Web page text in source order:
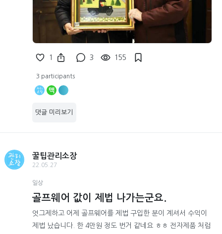
1 3 155
3 participants
맥
댓글 미리보기
꿀팁관리소장
22.05.27
일상
골프웨어 값이 제법 나가는군요.
엇그제하고 어제 골프웨어를 제법 구입한 분이 계셔서 수익이
제법 났습니다. 한 4만원 정도 번거 같네요 ㅎㅎ 전자제품 처럼